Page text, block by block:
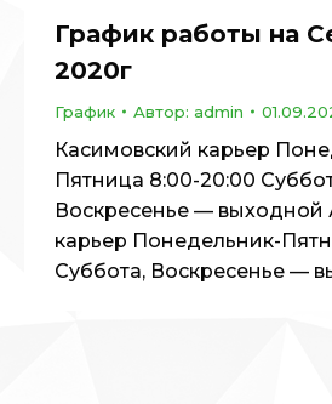
График работы на
2020г
График Автор: admin
Касимовский карьер
Пятница 8:00-20:00
Воскресенье — выходной
карьер Понедельник-
Суббота, Воскресенье —